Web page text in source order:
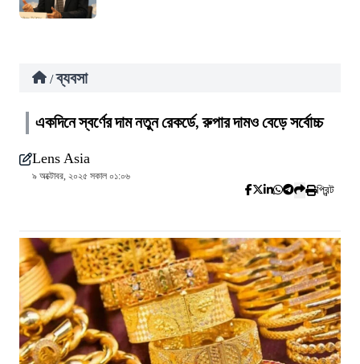
/ ব্যবসা
একদিনে স্বর্ণের দাম নতুন রেকর্ডে, রুপার দামও বেড়ে সর্বোচ্চ
Lens Asia
৯ অক্টোবর, ২০২৫ সকাল ০১:০৬
প্রিন্ট